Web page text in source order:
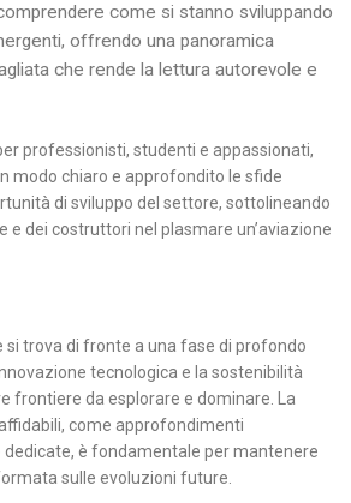
come si stanno sviluppando
offrendo una panoramica
che rende la lettura autorevole e
professionisti, studenti e appassionati,
modo chiaro e approfondito le sfide
di sviluppo del settore, sottolineando
e dei costruttori nel plasmare un’aviazione
si trova di fronte a una fase di profondo
tecnologica e la sostenibilità
frontiere da esplorare e dominare. La
come approfondimenti
dedicate, è fondamentale per mantenere
sulle evoluzioni future.